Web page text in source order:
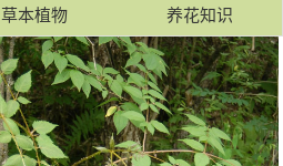
草本植物 养花知识